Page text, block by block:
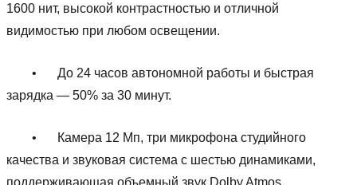
1600 нит, высокой контрастностью и отличной
видимостью при любом освещении.
•
До 24 часов автономной работы и быстрая
зарядка — 50% за 30 минут.
•
Камера 12 Мп, три микрофона студийного
качества и звуковая система с шестью динамиками,
поддерживающая объемный звук Dolby Atmos.